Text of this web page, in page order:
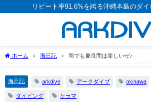
リピート率91.6%を誇る沖縄本島のダ
ホーム 海日記 雨でも慶良間は楽しいぜ♪
海日記 arkdive アークダイブ okinawa
ダイビング ケラマ